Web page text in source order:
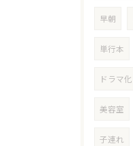
早朝
単行本
ドラマ化
美容室
子連れ